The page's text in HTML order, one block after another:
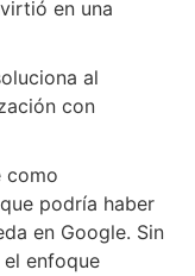
en una
al
con
como
podría haber
en Google. Sin
enfoque